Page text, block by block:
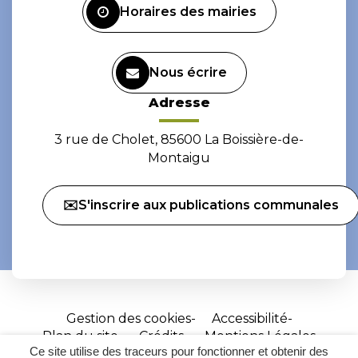
Ce site utilise des traceurs pour fonctionner et obtenir des
Horaires des mairies
Nous écrire
Adresse
3 rue de Cholet, 85600 La Boissière-de-
Montaigu
✉️S'inscrire aux publications communales
Gestion des cookies
Accessibilité
Plan du site
Crédits Mentions Légales